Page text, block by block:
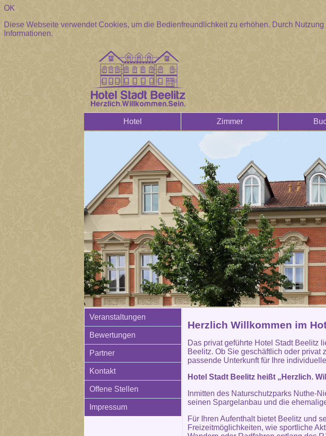
OK
Diese Webseite verwendet Cookies, um die Bedienfreundlichkeit zu erhöhen. Durch
Informationen.
Hotel Zimmer
Veranstaltungen
Bewertungen
Partner
Kontakt
Offene Stellen
Impressum
Herzlich Willkommen im
Das privat geführte Hotel Stadt Beelitz
Beelitz. Ob Sie geschäftlich oder privat
passende Unterkunft für Ihre
Hotel Stadt Beelitz heißt „Herzlich.
Inmitten des Naturschutzparks Nuthe-
seinen Spargelanbau und die
Für Ihren Aufenthalt bietet Beelitz und
Freizeitmöglichkeiten, wie sportliche